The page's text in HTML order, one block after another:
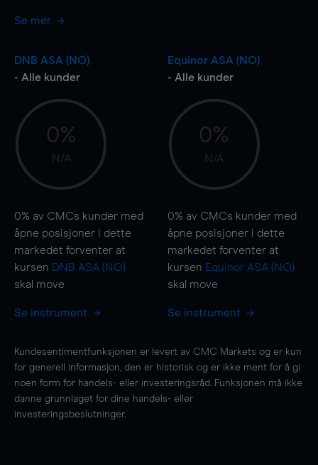
Se mer
DNB ASA (NO)
- Alle kunder
0%
N/A
0% av CMCs kunder med
åpne posisjoner i dette
markedet forventer at
kursen DNB ASA (NO)
skal move
Se instrument
Equinor ASA (NO)
- Alle kunder
0%
N/A
0% av CMCs kunder med
åpne posisjoner i dette
markedet forventer at
kursen Equinor ASA (NO)
skal move
Se instrument
Kundesentimentfunksjonen er levert av CMC Markets og er kun
for generell informasjon, den er historisk og er ikke ment for å gi
noen form for handels- eller investeringsråd. Funksjonen må ikke
danne grunnlaget for dine handels- eller
investeringsbeslutninger.